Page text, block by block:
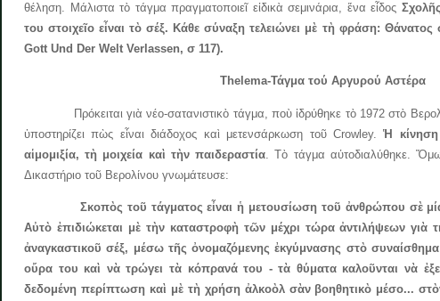
θέληση. Μάλιστα τὸ τάγμα πραγματοποιεῖ εἰδικὰ σεμινάρια, ἕνα εἶδος
του στοιχεῖο εἶναι τὸ σέξ. Κάθε σύναξη τελειώνει μὲ τὴ φράση: Θάνατος
Gott Und Der Welt Verlassen, σ 117).
Thelema-Τάγμα τού Αργυρού Αστέρα
Πρόκειται γιὰ νέο-σατανιστικὸ τάγμα, ποὺ ἱδρύθηκε τὸ 1972 στὸ
ὑποστηρίζει πὼς εἶναι διάδοχος καὶ μετενσάρκωση τοῦ Crowley.Ἡ κίνηση
αἱμομιξία, τὴ μοιχεία καὶ τὴν παιδεραστία . Τὸ τάγμα αὐτοδιαλύθηκε.
Δικαστήριο τοῦ Βερολίνου γνωμάτευσε:
Σκοπὸς τοῦ τάγματος εἶναι ἡ μετουσίωση τοῦ ἀνθρώπου σὲ
Αὐτὸ ἐπιδιώκεται μὲ τὴν καταστροφὴ τῶν μέχρι τώρα ἀντιλήψεων γιὰ
ἀναγκαστικοῦ σέξ, μέσω τῆς ὀνομαζόμενης ἐκγύμνασης στὸ συναίσθημα
οὔρα του καὶ νὰ τρώγει τὰ κόπρανά του - τὰ θύματα καλοῦνται νὰ
δεδομένη περίπτωση καὶ μὲ τὴ χρήση ἀλκοὸλ σὰν βοηθητικὸ μέσο...